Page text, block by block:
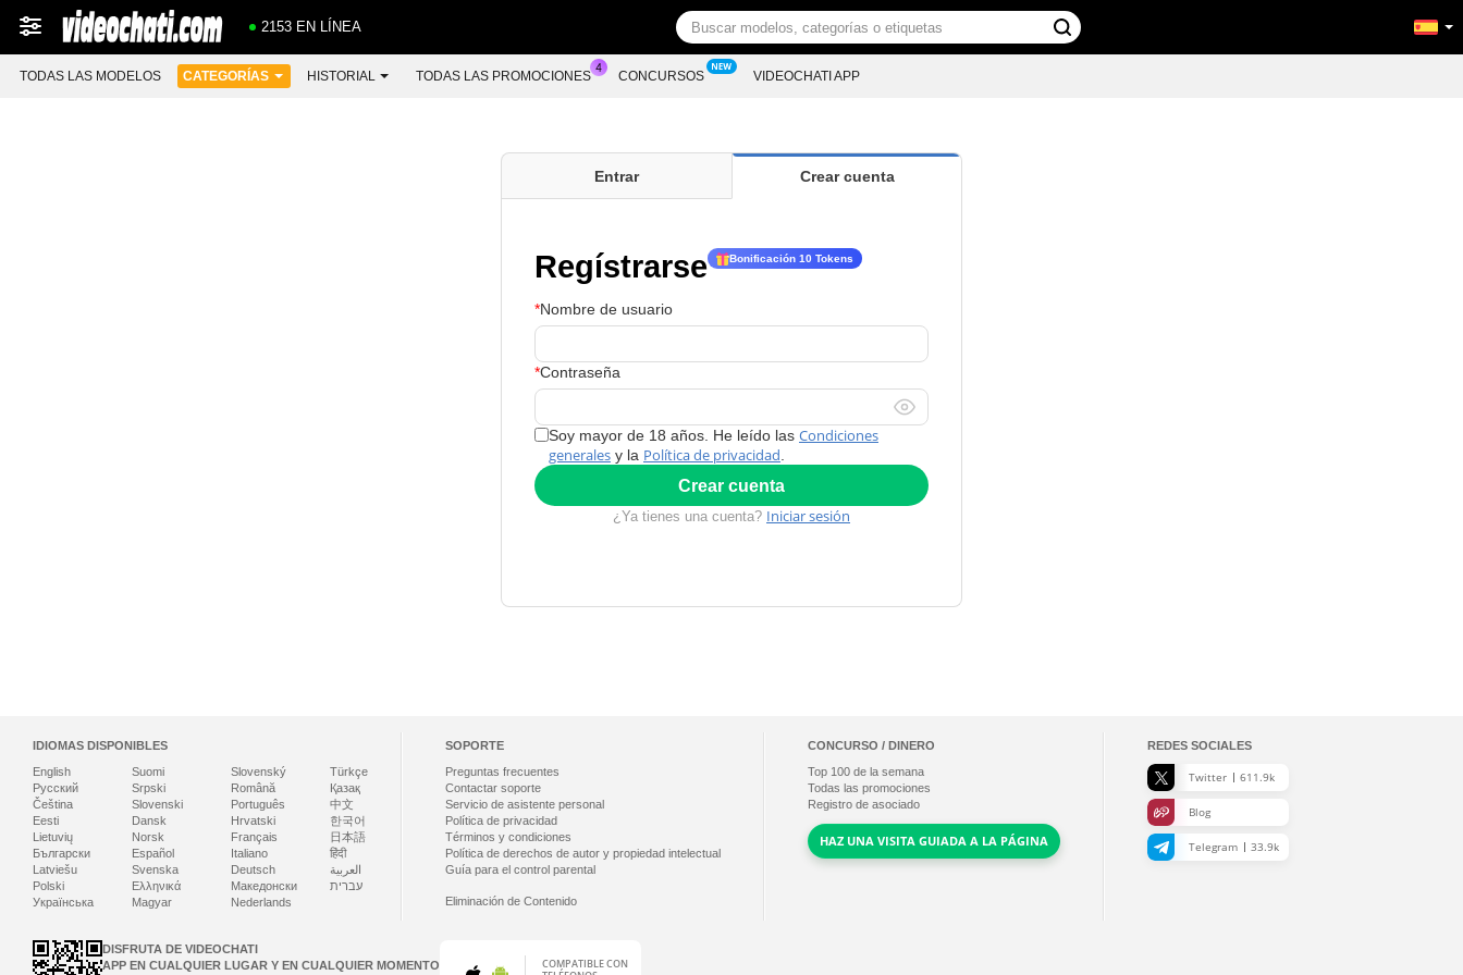
2153 EN LÍNEA
TODAS LAS MODELOS CATEGORÍAS HISTORIAL TODAS LAS PROMOCIONES CONCURSOS VIDEOCHATI APP
Entrar Crear cuenta
Regístrarse Bonificación 10 Tokens
Nombre de usuario
Contraseña
Soy mayor de 18 años. He leído las Condiciones
generales y la Política de privacidad
Crear cuenta
¿Ya tienes una cuenta? Iniciar sesión
IDIOMAS DISPONIBLES
English
Русский
Čeština
Eesti
Lietuvių
Български
Latviešu
Polski
Українська
Suomi
Srpski
Slovenski
Dansk
Norsk
Español
Svenska
Ελληνικά
Magyar
Slovenský
Română
Português
Hrvatski
Français
Italiano
Deutsch
Македонски
Nederlands
Türkçe
Қазақ
中文
한국어
日本語
हिंदी
العربية
עברית
SOPORTE
Preguntas frecuentes
Contactar soporte
Servicio de asistente personal
Política de privacidad
Términos y condiciones
Política de derechos de autor y propiedad intelectual
Guía para el control parental
Eliminación de Contenido
CONCURSO / DINERO
Top 100 de la semana
Todas las promociones
Registro de asociado
HAZ UNA VISITA GUIADA A LA PÁGINA
REDES SOCIALES
Twitter 611.9k
Blog
Telegram 33.9k
DISFRUTA DE VIDEOCHATI
APP EN CUALQUIER LUGAR Y EN CUALQUIER MOMENTO
COMPATIBLE CON